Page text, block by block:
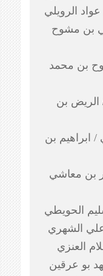
الرويلي
بن مشوح
بن محمد
بن
ابراهيم بن
بن معاشي
الحويطي
الشهري
العنزي
بو عرقين